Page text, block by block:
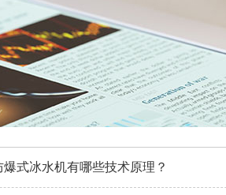
式冰水机有哪些技术原理？